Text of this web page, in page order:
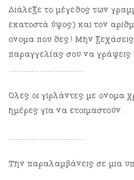
Διάλεξε το μέγεθος των
εκατοστά ύψος) και τον
όνομα που θες! Μην
παραγγελίας σου να γράψεις
………………………
Όλες οι γιρλάντες με όνομα
ημέρες για να ετοιμαστούν.
……………………….
Την παραλαμβάνεις σε μια